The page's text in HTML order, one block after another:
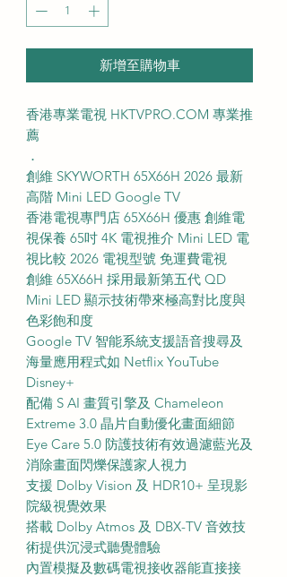
新增至購物車
香港專業電視 HKTVPRO.COM 專業推
薦
．
創維 SKYWORTH 65X66H 2026 最新
高階 Mini LED Google TV
香港電視專門店 65X66H 優惠 創維電
視保養 65吋 4K 電視推介 Mini LED 電
視比較 2026 電視型號 免運費電視
創維 65X66H 採用最新第五代 QD
Mini LED 顯示技術帶來極高對比度與
色彩飽和度
Google TV 智能系統支援語音搜尋及
海量應用程式如 Netflix YouTube
Disney+
配備 S AI 畫質引擎及 Chameleon
Extreme 3.0 晶片自動優化畫面細節
Eye Care 5.0 防護技術有效過濾藍光及
消除畫面閃爍保護家人視力
支援 Dolby Vision 及 HDR10+ 呈現影
院級視覺效果
搭載 Dolby Atmos 及 DBX-TV 音效技
術提供沉浸式聽覺體驗
內置模擬及數碼電視接收器能直接接